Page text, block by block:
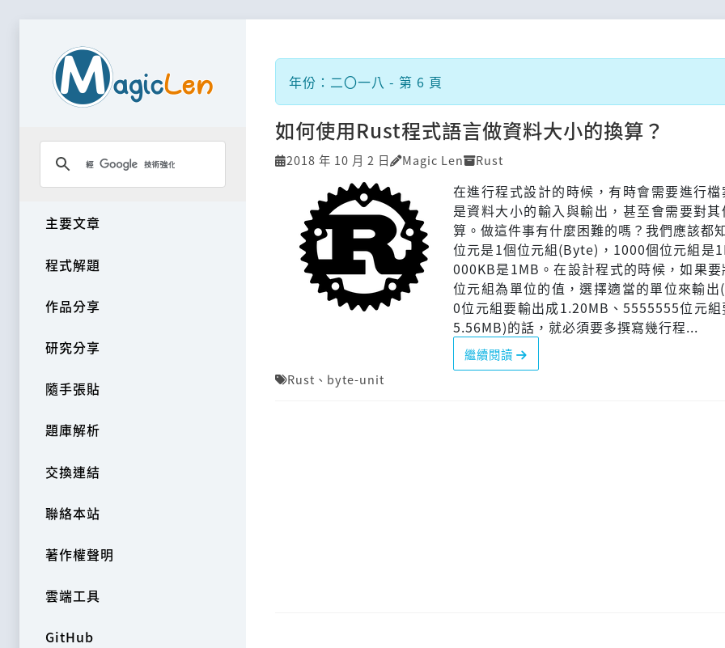
主要文章
程式解題
作品分享
研究分享
隨手張貼
題庫解析
交換連結
聯絡本站
著作權聲明
雲端工具
GitHub
年份：二〇一八 - 第 6 頁
如何使用Rust程式語言做資料大小的換算？
2018 年 10 月 2 日 Magic Len Rust
在進行程式設計的時候，有時會需要進行檔
是資料大小的輸入與輸出，甚至會需要對其
算。做這件事有什麼困難的嗎？我們應該都
位元是1個位元組(Byte)，1000個位元組是
000KB是1MB。在設計程式的時候，如果
位元組為單位的值，選擇適當的單位來輸出
0位元組要輸出成1.20MB、5555555位元組
5.56MB)的話，就必須要多撰寫幾行程...
繼續閱讀
Rust 、 byte-unit